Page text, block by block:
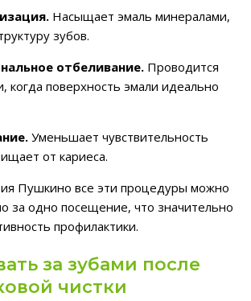
Насыщает эмаль минералами,
зубов.
отбеливание. Проводится
когда поверхность эмали идеально
Уменьшает чувствительность
от кариеса.
Пушкино все эти процедуры можно
за одно посещение, что значительно
профилактики.
за зубами после
чистки